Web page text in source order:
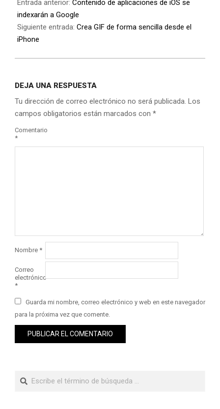
Entrada anterior: Contenido de aplicaciones de iOS se
indexarán a Google
Siguiente entrada: Crea GIF de forma sencilla desde el
iPhone
DEJA UNA RESPUESTA
Tu dirección de correo electrónico no será publicada. Los
campos obligatorios están marcados con *
Comentario
*
Nombre *
Correo
electrónico
*
Guarda mi nombre, correo electrónico y web en este navegador
para la próxima vez que comente.